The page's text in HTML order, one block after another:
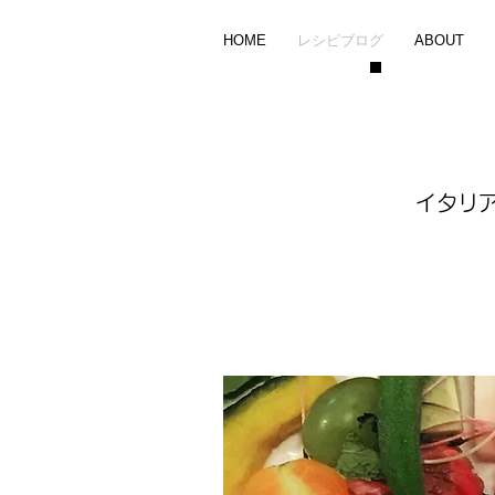
HOME レシピブログ ABOUT
イタリ